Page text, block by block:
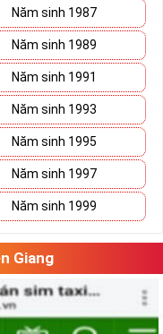
Năm sinh 1987
Năm sinh 1989
Năm sinh 1991
Năm sinh 1993
Năm sinh 1995
Năm sinh 1997
Năm sinh 1999
Giang